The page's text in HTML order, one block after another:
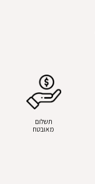
תשלום
מאובטח